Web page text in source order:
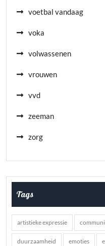
voetbal vandaag
voka
volwassenen
vrouwen
vvd
zeeman
zorg
Tags
artistieke expressie
duurzaamheid emoties